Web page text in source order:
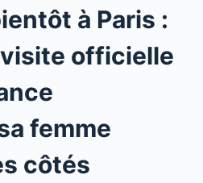
à Paris :
officielle
femme
côtés